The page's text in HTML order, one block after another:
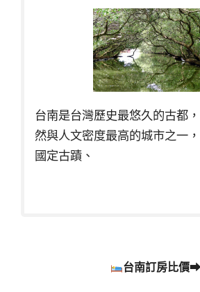
台南是台灣歷史最悠久的古都
然與人文密度最高的城市之一
國定古蹟、
台南訂房比價➡